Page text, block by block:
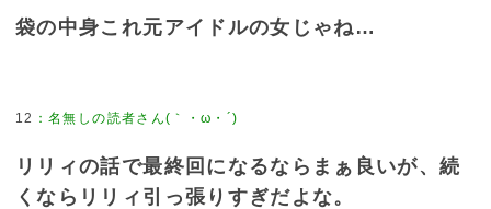
袋の中身これ元アイドルの女じゃね…
12 ：名無しの読者さん(｀・ω・´)
リリィの話で最終回になるならまぁ良いが、続
くならリリィ引っ張りすぎだよな。